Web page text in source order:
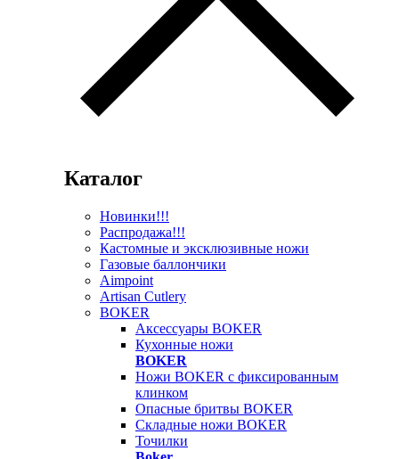
Каталог
Новинки!!!
Распродажа!!!
Кастомные и эксклюзивные ножи
Газовые баллончики
Aimpoint
Artisan Cutlery
BOKER
Аксессуары BOKER
Кухонные ножи
BOKER
Ножи BOKER с фиксированным
клинком
Опасные бритвы BOKER
Складные ножи BOKER
Точилки